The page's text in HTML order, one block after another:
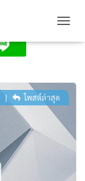
O
E
A
| โพสต์ล่าสุด